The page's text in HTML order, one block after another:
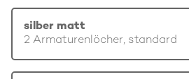
silber matt
2 Armaturenlöcher, standard